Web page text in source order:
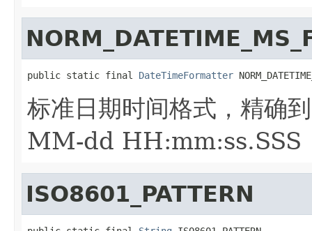
public static final DateTimeFormatter
标准日期时间格式，精确
MM-dd HH:mm:ss.SSS
ISO8601_PATTERN